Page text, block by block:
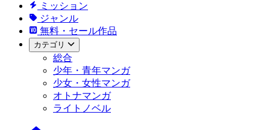
ミッション
ジャンル
無料・セール作品
カテゴリ
総合
少年・青年マンガ
少女・女性マンガ
オトナマンガ
ライトノベル